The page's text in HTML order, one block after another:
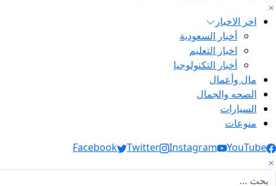
اخر الاخبار
أخبار السعودية
اخبار التعليم
أخبار التكنولوجيا
مال وأعمال
الصحه والجمال
السيارات
منوعات
Social Links
Facebook Twitter Instagram YouTube